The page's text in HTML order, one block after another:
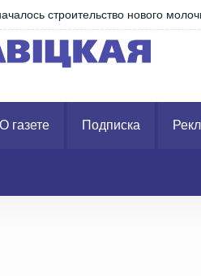
строительство нового
О газете Подписка